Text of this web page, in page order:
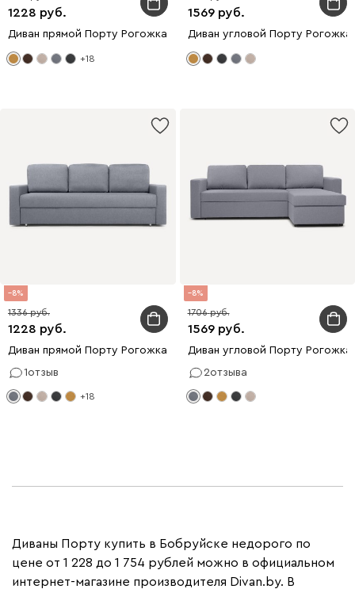
1228
Диван прямой Порту Рогожка Желтый
+18
1569
Диван угловой Порту
8
1228
1336
Диван прямой Порту Рогожка Серый
1отзыв
+18
8
1569
1706
Диван угловой Порту
2отзыва
Диваны Порту купить в Бобруйске недорого по
цене от 1 228 до 1 754 рублей можно в официальном
интернет-магазине производителя Divan.by. В